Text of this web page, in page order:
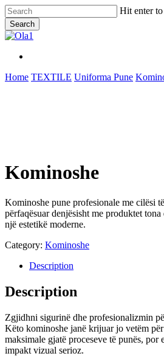
Skip
to
main
content
Hit enter
Search
Close
Menu
Home TEXTILE Uniforma Pune
Kominoshe
Kominoshe pune profesionale me cilësi
përfaqësuar denjësisht me produktet
një estetikë moderne.
Category: Kominoshe
Description
Description
Zgjidhni sigurinë dhe profesionalizmin
Këto kominoshe janë krijuar jo vetëm
maksimale gjatë proceseve të punës, por
impakt vizual serioz.